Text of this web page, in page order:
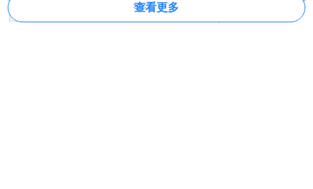
目前，该功能可以通过安装 Chrome Canary 版本，在
查看更多